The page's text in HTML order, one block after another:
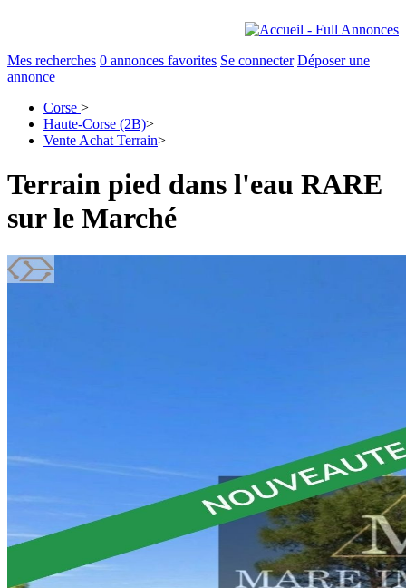
Mes recherches 0 annonces favorites Se connecter Déposer une
annonce
Corse >
Haute-Corse (2B)>
Vente Achat Terrain>
Terrain pied dans l'eau RARE
sur le Marché